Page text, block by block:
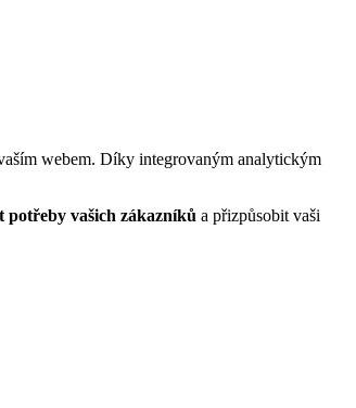
webem. Díky integrovaným analytickým
potřeby vašich zákazníků a přizpůsobit vaši